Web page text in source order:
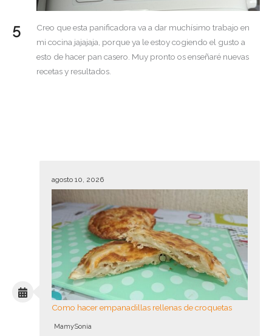
Creo que esta panificadora va a dar muchísimo trabajo en
mi cocina jajajaja, porque ya le estoy cogiendo el gusto a
esto de hacer pan casero. Muy pronto os enseñaré nuevas
recetas y resultados.
agosto 10, 2026
Como hacer empanadillas rellenas de croquetas
MamySonia